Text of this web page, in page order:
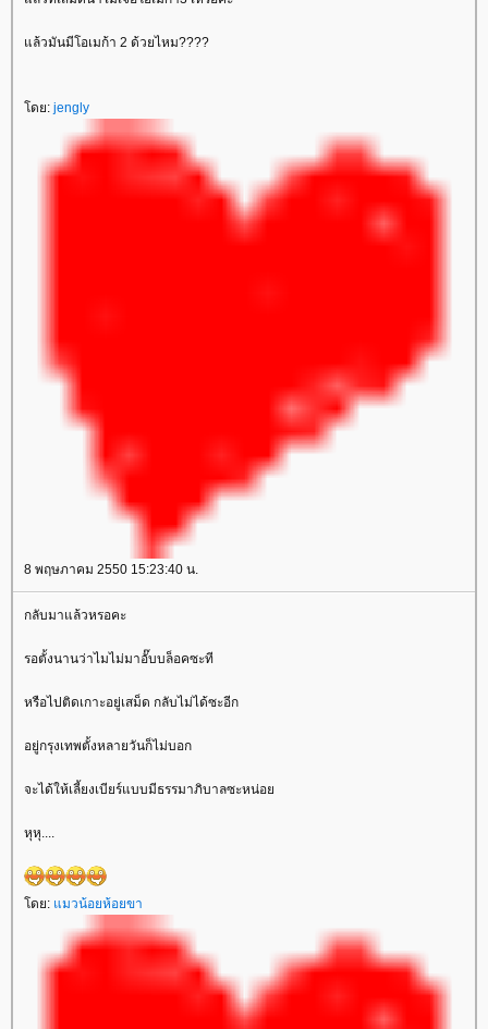
ล้วมันมีโอเมก้า 2 ด้วยไหม????
ดย: jengly
8 พฤษภาคม 2550 15:23:40 น.
กลับมาแล้วหรอคะ
รอตั้งนานว่าไมไม่มาอั๊บบล็อคซะที
หรือไปติดเกาะอยู่เสม็ด กลับไม่ได้ซะอีก
อยู่กรุงเทพตั้งหลายวันก็ไม่บอก
จะได้ให้เลี้ยงเบียร์แบบมีธรรมาภิบาลซะหน่อ
หุหุ....
ดย: มวน้อยห้อยขา